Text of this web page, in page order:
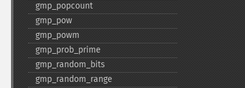
gmp_​popcount
gmp_​pow
gmp_​powm
gmp_​prob_​prime
gmp_​random_​bits
gmp_​random_​range